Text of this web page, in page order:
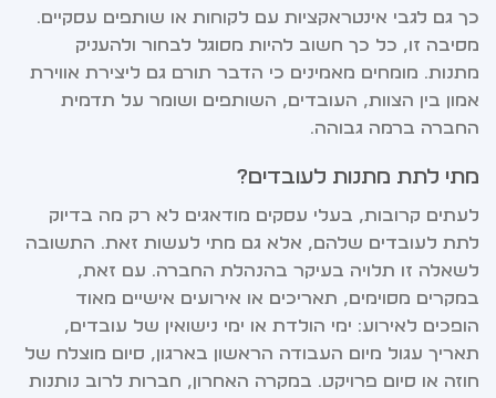
כך גם לגבי אינטראקציות עם לקוחות או שותפים עסקיים.
מסיבה זו, כל כך חשוב להיות מסוגל לבחור ולהעניק
מתנות. מומחים מאמינים כי הדבר תורם גם ליצירת אווירת
אמון בין הצוות, העובדים, השותפים ושומר על תדמית
החברה ברמה גבוהה.
מתי לתת מתנות לעובדים?
לעתים קרובות, בעלי עסקים מודאגים לא רק מה בדיוק
לתת לעובדים שלהם, אלא גם מתי לעשות זאת. התשובה
לשאלה זו תלויה בעיקר בהנהלת החברה. עם זאת,
במקרים מסוימים, תאריכים או אירועים אישיים מאוד
הופכים לאירוע: ימי הולדת או ימי נישואין של עובדים,
תאריך עגול מיום העבודה הראשון בארגון, סיום מוצלח של
חוזה או סיום פרויקט. במקרה האחרון, חברות לרוב נותנות